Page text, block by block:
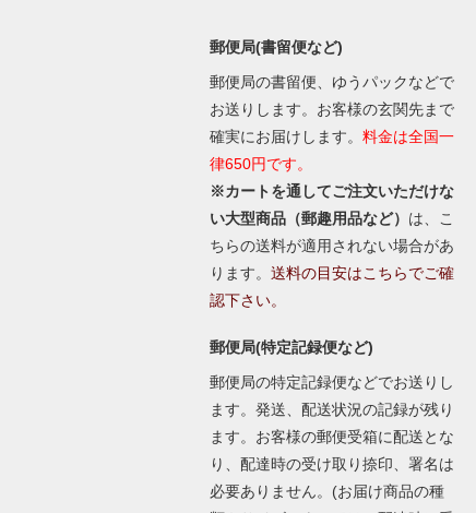
郵便局(書留便など)
郵便局の書留便、ゆうパックなどで
お送りします。お客様の玄関先まで
確実にお届けします。 料金は全国一
律650円です。
※カートを通してご注文いただけな
い大型商品（郵趣用品など） は、こ
ちらの送料が適用されない場合があ
ります。 送料の目安はこちらでご確
認下さい。
郵便局(特定記録便など)
郵便局の特定記録便などでお送りし
ます。発送、配送状況の記録が残り
ます。お客様の郵便受箱に配送とな
り、配達時の受け取り捺印、署名は
必要ありません。(お届け商品の種